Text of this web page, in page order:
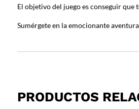
El objetivo del juego es conseguir
Sumérgete en la emocionante
PRODUCTOS